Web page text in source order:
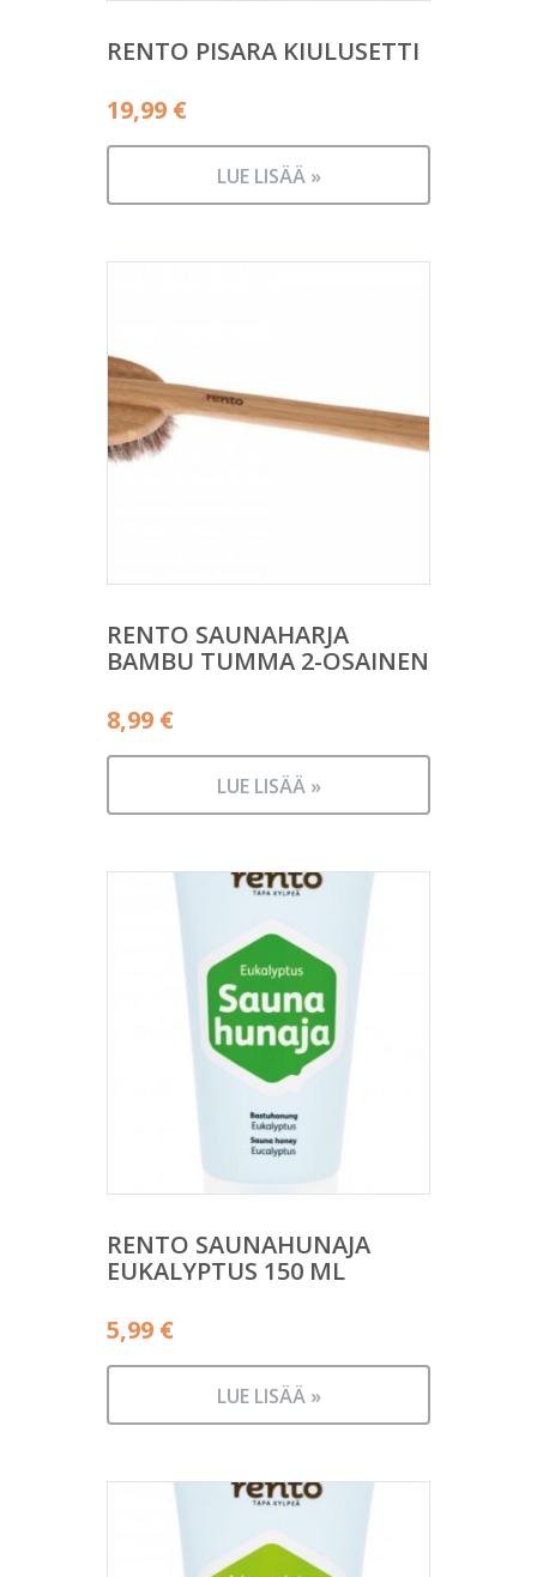
RENTO PISARA KIULUSETTI
19,99 €
LUE LISÄÄ »
RENTO SAUNAHARJA
BAMBU TUMMA 2-OSAINEN
8,99 €
LUE LISÄÄ »
RENTO SAUNAHUNAJA
EUKALYPTUS 150 ML
5,99 €
LUE LISÄÄ »